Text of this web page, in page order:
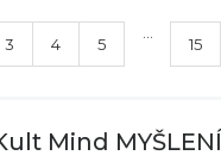
3 4 5
...
15
Mind MYŠLENÍ